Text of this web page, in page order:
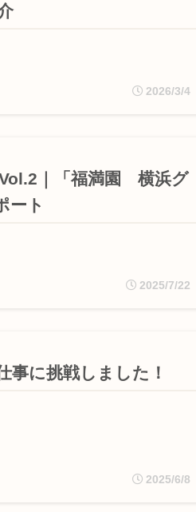
2026/3/4
｜「福満園 横浜グ
ート
2025/7/22
事に挑戦しました！
2025/6/8